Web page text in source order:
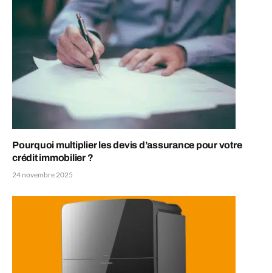
Pourquoi multiplier les devis d’assurance pour votre
crédit immobilier ?
24 novembre 2025